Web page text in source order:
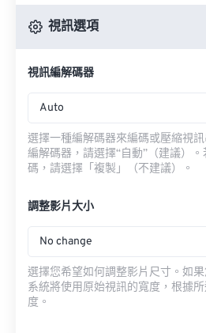
視訊選項
視訊編解碼器
Auto
選擇一種編解碼器來編碼或壓縮視
編解碼器，請選擇“自動”（建議）
碼，請選擇「複製」（不建議）。
調整影片大小
No change
選擇您希望如何調整影片尺寸。如
系統將使用原始視訊的寬度，根據
度。